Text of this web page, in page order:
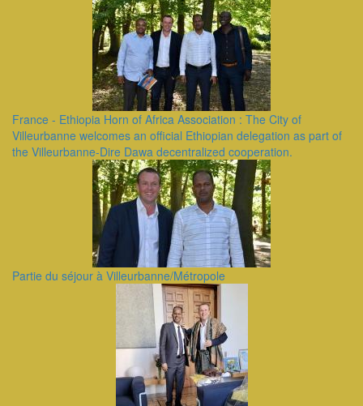
France - Ethiopia Horn of Africa Association : The City of
Villeurbanne welcomes an official Ethiopian delegation as part of
the Villeurbanne-Dire Dawa decentralized cooperation.
Partie du séjour à Villeurbanne/Métropole